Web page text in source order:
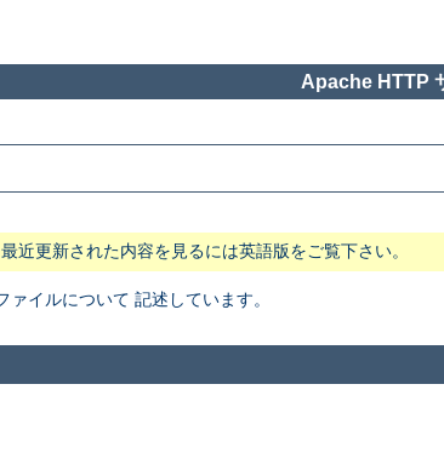
Apache HTTP
近更新された内容を見るには英語版をご覧下さい。
イルについて 記述しています。